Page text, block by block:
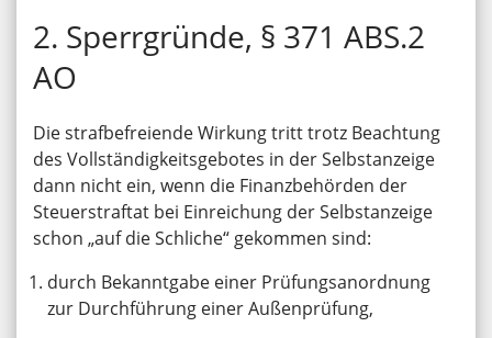
2. Sperrgründe, § 371 ABS.2
AO
Die strafbefreiende Wirkung tritt trotz Beachtung
des Vollständigkeitsgebotes in der Selbstanzeige
dann nicht ein, wenn die Finanzbehörden der
Steuerstraftat bei Einreichung der Selbstanzeige
schon „auf die Schliche“ gekommen sind:
durch Bekanntgabe einer Prüfungsanordnung
zur Durchführung einer Außenprüfung,